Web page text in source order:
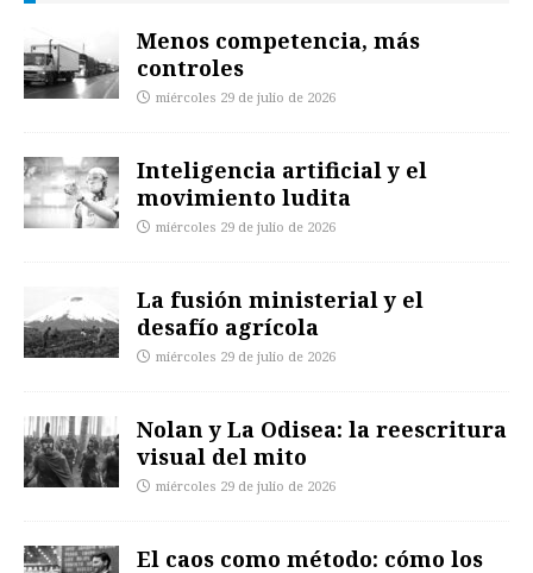
Menos competencia, más
controles
miércoles 29 de julio de 2026
Inteligencia artificial y el
movimiento ludita
miércoles 29 de julio de 2026
La fusión ministerial y el
desafío agrícola
miércoles 29 de julio de 2026
Nolan y La Odisea: la reescritura
visual del mito
miércoles 29 de julio de 2026
El caos como método: cómo los